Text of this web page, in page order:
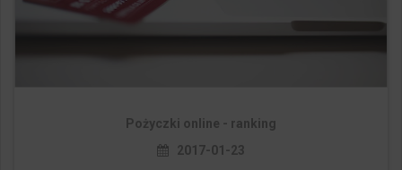
Pożyczki online - ranking
2017-01-23